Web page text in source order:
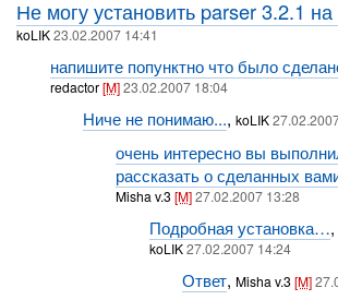
Не могу установить parser 3.2.1
koLIK23.02.2007 14:41
напишите попунктно что было
redactor[M] 23.02.2007 18:04
Ниче не понимаю..., koLIK
очень интересно вы
рассказать о сделанных
Misha v.3[M]27.02.2007 13:28
Подробная установка…,
koLIK27.02.2007 14:24
Ответ, Misha v.3[M]